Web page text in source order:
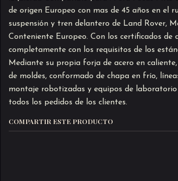
de origen Europeo con mas de 45 años en el
suspensión y tren delantero de Land Rover,
Conteniente Europeo. Con los certificados de
completamente con los requisitos de los
Mediante su propia forja de acero en
de moldes, conformado de chapa en frío,
montaje robotizadas y equipos de
todos los pedidos de los clientes.
COMPARTIR ESTE PRODUCTO